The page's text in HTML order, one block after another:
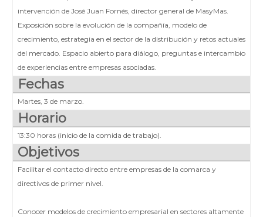
intervención de José Juan Fornés, director general de MasyMas.
Exposición sobre la evolución de la compañía, modelo de
crecimiento, estrategia en el sector de la distribución y retos actuales
del mercado. Espacio abierto para diálogo, preguntas e intercambio
de experiencias entre empresas asociadas.
Fechas
Martes, 3 de marzo.
Horario
13:30 horas (inicio de la comida de trabajo).
Objetivos
Facilitar el contacto directo entre empresas de la comarca y
directivos de primer nivel.
Conocer modelos de crecimiento empresarial en sectores altamente